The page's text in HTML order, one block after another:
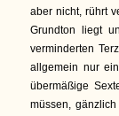
aber nicht, rührt
Grundton liegt
verminderten
allgemein nur
übermäßige
müssen,